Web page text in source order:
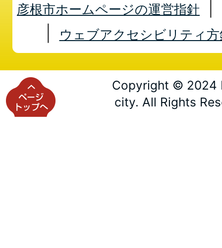
彦根市ホームページの運営指針
ウェブアクセシビリティ方
Copyright © 2024
city. All Rights